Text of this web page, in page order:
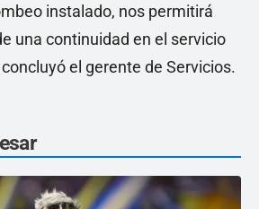
instalado, nos permitirá
una continuidad en el servicio
el gerente de Servicios.